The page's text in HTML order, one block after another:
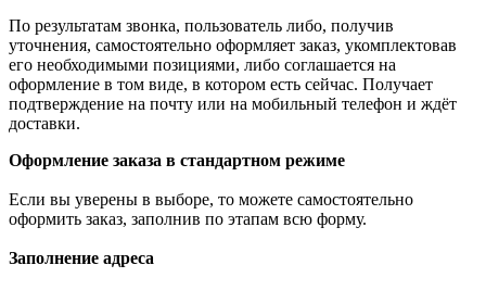
По результатам звонка, пользователь либо, получив
уточнения, самостоятельно оформляет заказ, укомплектовав
его необходимыми позициями, либо соглашается на
оформление в том виде, в котором есть сейчас. Получает
подтверждение на почту или на мобильный телефон и ждёт
доставки.
Оформление заказа в стандартном режиме
Если вы уверены в выборе, то можете самостоятельно
оформить заказ, заполнив по этапам всю форму.
Заполнение адреса